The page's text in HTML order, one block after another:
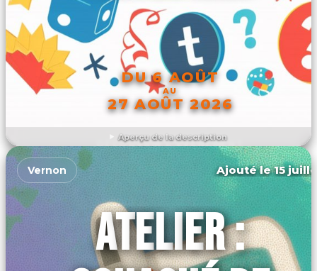
Aperçu de la description
DU 6 AOÛT
AU
27 AOÛT 2026
DÉCOUVRIR L'ÉVÉNEMENT
Vernon Ajouté le 15
ATELIER :